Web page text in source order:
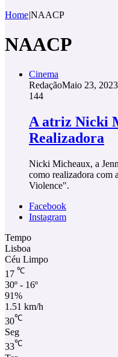
Home|NAACP
NAACP
Cinema
RedaçãoMaio 23, 2023
144
A atriz Nicki
Realizadora
Nicki Micheaux, a
como realizadora com
Violence".
Facebook
Instagram
Tempo
Lisboa
Céu Limpo
17 ℃
30º - 16º
91%
1.51 km/h
30℃
Seg
33℃